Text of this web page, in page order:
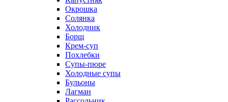
Окрошка
Солянка
Холодник
Борщ
Крем-суп
Похлебки
Супы-пюре
Холодные супы
Бульоны
Лагман